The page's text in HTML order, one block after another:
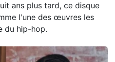
ans plus tard, ce disque
l'une des œuvres les
du hip-hop.